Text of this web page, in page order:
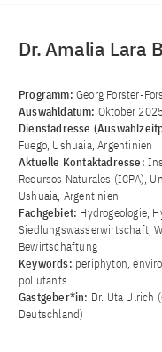
Dr. Amalia Lara
Programm: Georg Forster-
Auswahldatum: Oktober 2025
Dienstadresse
Fuego, Ushuaia, Argentinien
Aktuelle Kontaktadresse:
Recursos Naturales (ICPA),
Ushuaia, Argentinien
Fachgebiet: Hydrogeologie,
Siedlungswasserwirtschaft,
Bewirtschaftung
Keywords: periphyton,
pollutants
Gastgeber*in: Dr. Uta Ulrich
Deutschland)